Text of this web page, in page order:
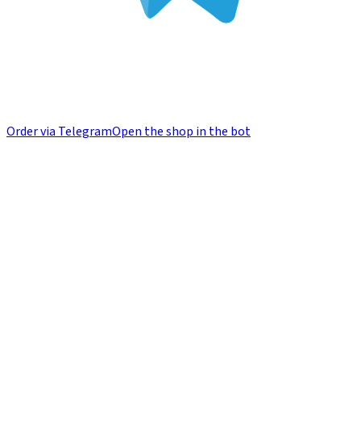
Order via TelegramOpen the shop in the bot